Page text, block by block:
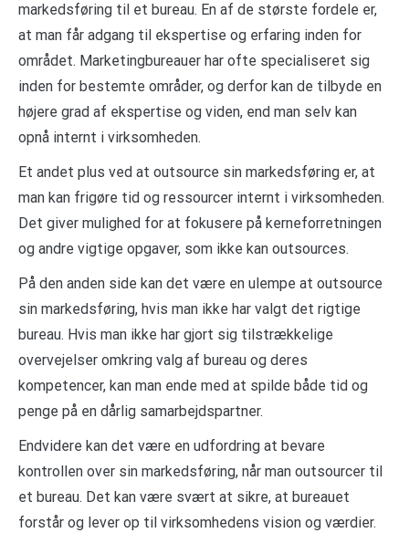
markedsføring til et bureau. En af de største fordele er,
at man får adgang til ekspertise og erfaring inden for
området. Marketingbureauer har ofte specialiseret sig
inden for bestemte områder, og derfor kan de tilbyde en
højere grad af ekspertise og viden, end man selv kan
opnå internt i virksomheden.
Et andet plus ved at outsource sin markedsføring er, at
man kan frigøre tid og ressourcer internt i virksomheden.
Det giver mulighed for at fokusere på kerneforretningen
og andre vigtige opgaver, som ikke kan outsources.
På den anden side kan det være en ulempe at outsource
sin markedsføring, hvis man ikke har valgt det rigtige
bureau. Hvis man ikke har gjort sig tilstrækkelige
overvejelser omkring valg af bureau og deres
kompetencer, kan man ende med at spilde både tid og
penge på en dårlig samarbejdspartner.
Endvidere kan det være en udfordring at bevare
kontrollen over sin markedsføring, når man outsourcer til
et bureau. Det kan være svært at sikre, at bureauet
forstår og lever op til virksomhedens vision og værdier.